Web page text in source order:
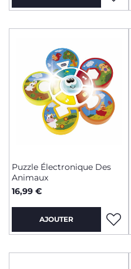
Puzzle Électronique Des
Animaux
16,99 €
AJOUTER